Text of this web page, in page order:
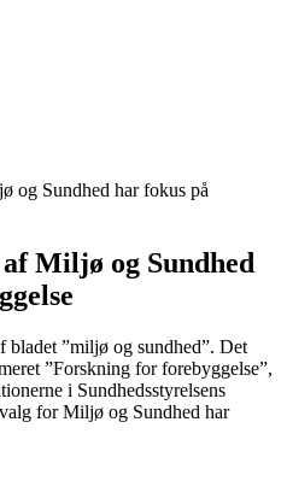
og Sundhed har fokus på
Miljø og Sundhed
bladet ”miljø og sundhed”. Det
”Forskning for forebyggelse”,
i Sundhedsstyrelsens
for Miljø og Sundhed har